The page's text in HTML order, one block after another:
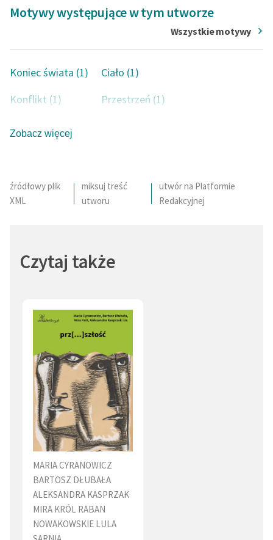
Motywy występujące w tym utworze
Wszystkie motywy
Koniec świata (1)
Ciało (1)
Konflikt (1)
Przestrzeń (1)
Zobacz więcej
źródłowy plik
XML
miksuj treść
utworu
utwór na Platformie
Redakcyjnej
Czytaj także
MARIA CYRANOWICZ
BARTOSZ DŁUBAŁA
ALEKSANDRA KASPRZAK
MIRA KRÓL RABAN
NOWAKOWSKIE LULA